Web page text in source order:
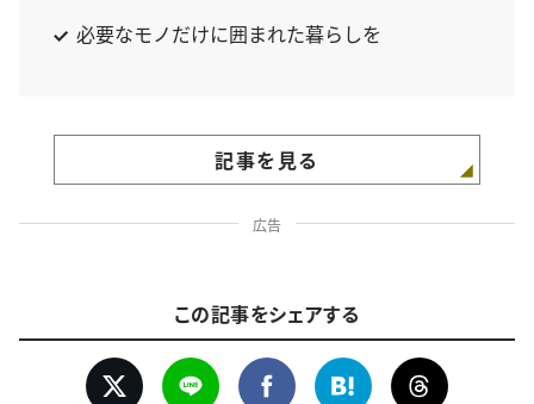
必要なモノだけに囲まれた暮らしを
記事を見る
広告
この記事をシェアする